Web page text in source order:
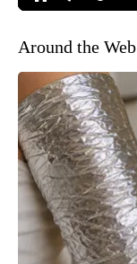
Around the Web